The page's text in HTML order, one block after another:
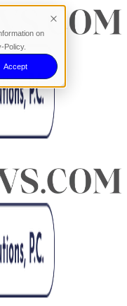
on
Policy.
Accept